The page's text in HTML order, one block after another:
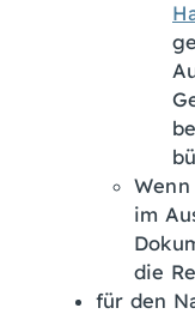
im
die
für den